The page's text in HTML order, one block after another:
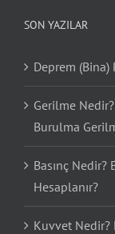
SON YAZILAR
Deprem
Gerilme
Burulma
Basınç Nedir?
Hesaplanır?
Kuvvet Nedir?